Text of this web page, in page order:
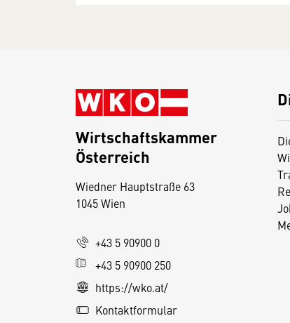
Wirtschaftskammer
Österreich
Wiedner Hauptstraße 63
1045 Wien
+43 5 90900 0
+43 5 90900 250
https://wko.at/
Kontaktformular